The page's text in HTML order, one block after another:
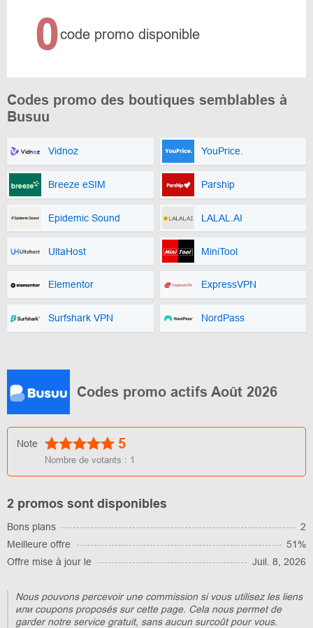
0code promo disponible
Codes promo des boutiques semblables à
Busuu
Vidnoz YouPrice.
Breeze eSIM Parship
Epidemic Sound LALAL.AI
UltaHost MiniTool
Elementor ExpressVPN
Surfshark VPN NordPass
Codes promo actifs Août 2026
Note 5
Nombre de votants : 1
2 promos sont disponibles
Bons plans
2
Meilleure offre
51%
Offre mise à jour le
Juil. 8, 2026
Nous pouvons percevoir une commission si vous utilisez les liens
или coupons proposés sur cette page. Cela nous permet de
garder notre service gratuit, sans aucun surcoût pour vous.